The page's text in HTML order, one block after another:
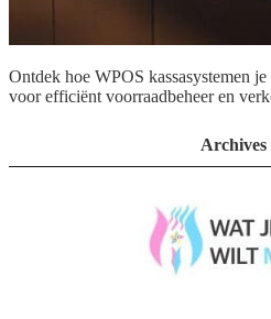
Ontdek hoe WPOS kassasystemen
voor efficiënt voorraadbeheer en